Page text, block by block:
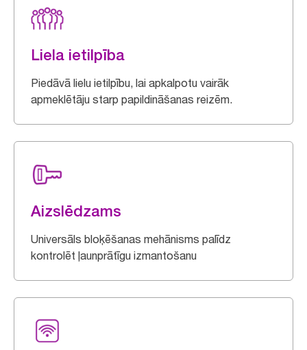
Liela ietilpība
Piedāvā lielu ietilpību, lai apkalpotu vairāk
apmeklētāju starp papildināšanas reizēm.
Aizslēdzams
Universāls bloķēšanas mehānisms palīdz
kontrolēt ļaunprātīgu izmantošanu